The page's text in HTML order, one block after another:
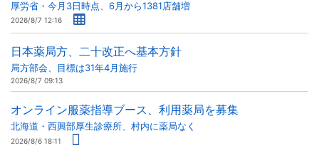
厚労省・今月3日時点、6月から1381店舗増
2026/8/7 12:16
日本薬局方、二十改正へ基本方針
局方部会、目標は31年4月施行
2026/8/7 09:13
オンライン服薬指導ブース、利用薬局を募集
北海道・西興部厚生診療所、村内に薬局なく
2026/8/6 18:11